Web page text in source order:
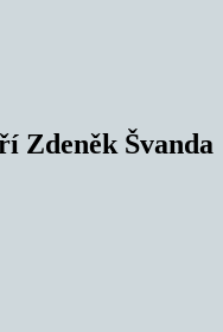
Zdeněk Švanda